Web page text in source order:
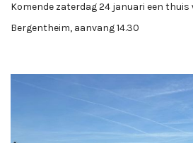
Komende zaterdag 24 januari een
Bergentheim, aanvang 14.30